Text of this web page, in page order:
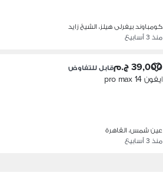
كومباوند بيفرلى هيلز، الشيخ زايد
منذ 3 أسابيع
39,000 ج.م قابل للتفاوض
ايفون 14 pro max
عين شمس، القاهرة
منذ 3 أسابيع